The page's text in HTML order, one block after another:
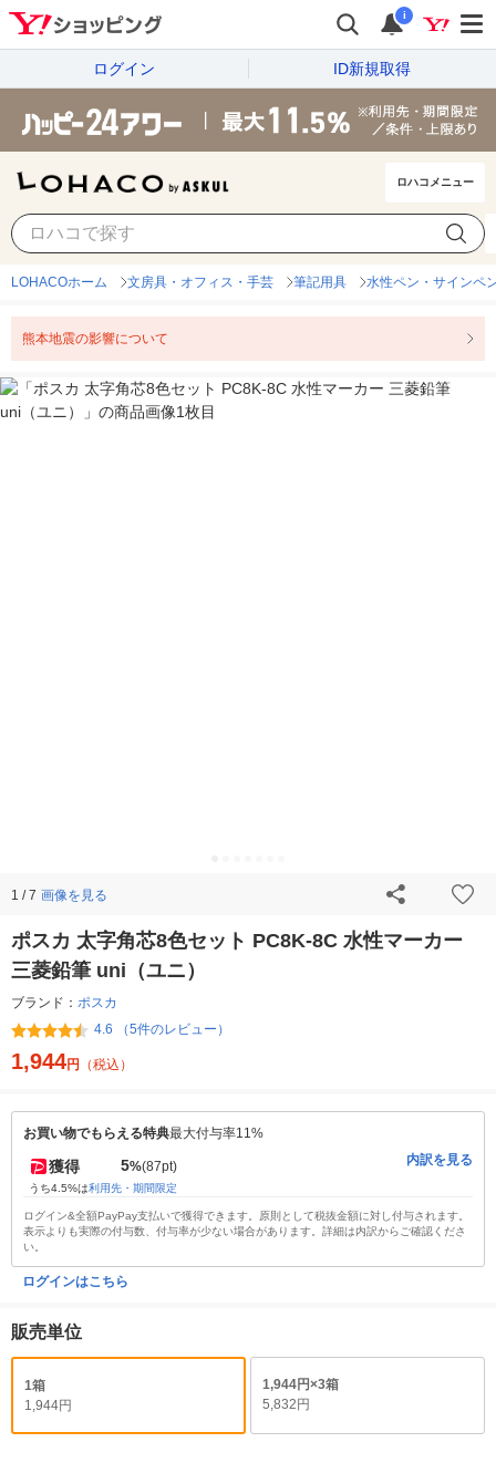
i
ログイン ID新規取得
ロハコメニュー
LOHACOホーム 文房具・オフィス・手芸 筆記用具 水性ペン・サインペ
熊本地震の影響について
1 / 7 画像を見る
ポスカ 太字角芯8色セット PC8K-8C 水性マーカー
三菱鉛筆 uni（ユニ）
ブランド： ポスカ
4.6 （5件のレビュー）
1,944円 （税込）
お買い物でもらえる特典最大付与率11%
獲得 5%(87pt)
うち4.5%は利用先・期間限定
内訳を見る
ログイン&全額PayPay支払いで獲得できます。原則として税抜金額に対し付与されます。
表示よりも実際の付与数、付与率が少ない場合があります。詳細は内訳からご確認くださ
い。
ログインはこちら
販売単位
1箱
1,944円
1,944円×3箱
5,832円